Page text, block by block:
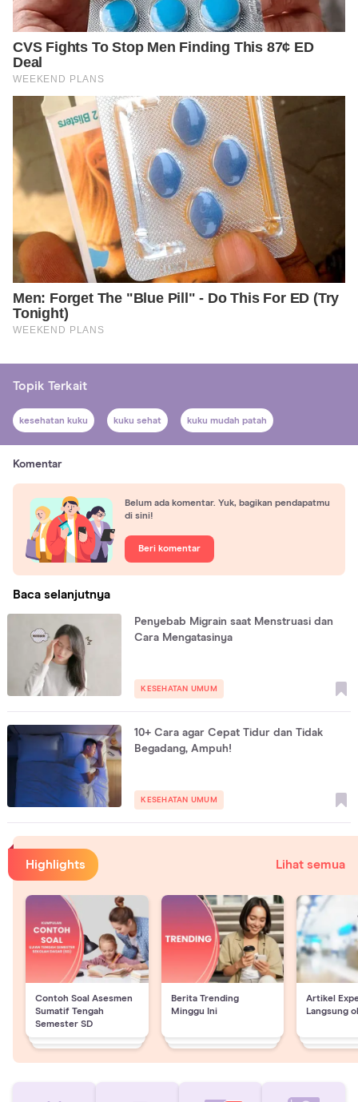
Topik Terkait
kesehatan kuku kuku sehat kuku mudah patah
Komentar
Belum ada komentar. Yuk, bagikan pendapatmu
di sini!
Beri komentar
Baca selanjutnya
Penyebab Migrain saat Menstruasi dan
Cara Mengatasinya
KESEHATAN UMUM
10+ Cara agar Cepat Tidur dan Tidak
Begadang, Ampuh!
KESEHATAN UMUM
Highlights Lihat semua
Contoh Soal Asesmen
Sumatif Tengah
Semester SD
Berita Trending
Minggu Ini
Artikel
Langsung